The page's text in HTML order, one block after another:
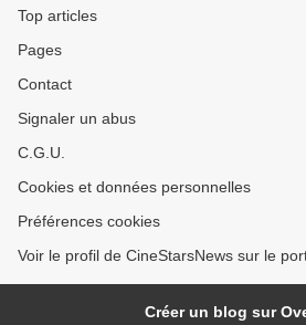
Top articles
Pages
Contact
Signaler un abus
C.G.U.
Cookies et données personnelles
Préférences cookies
Voir le profil de CineStarsNews sur le
Créer un blog sur